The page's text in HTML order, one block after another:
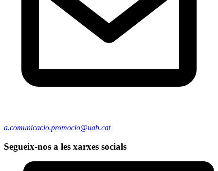
a.comunicacio.promocio@uab.cat
Segueix-nos a les xarxes socials